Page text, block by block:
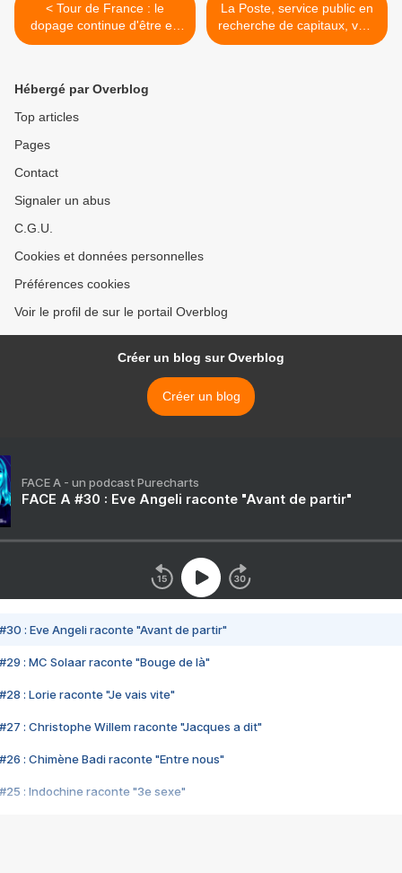
< Tour de France : le
dopage continue d'être en
avance sur les contrôles
La Poste, service public en
recherche de capitaux, vers
le statut SA >
Hébergé par Overblog
Top articles
Pages
Contact
Signaler un abus
C.G.U.
Cookies et données personnelles
Préférences cookies
Voir le profil de sur le portail Overblog
Créer un blog sur Overblog
Créer un blog
FACE A - un podcast Purecharts
FACE A #30 : Eve Angeli raconte "Avant de partir"
#30 : Eve Angeli raconte "Avant de partir"
#29 : MC Solaar raconte "Bouge de là"
#28 : Lorie raconte "Je vais vite"
#27 : Christophe Willem raconte "Jacques a dit"
#26 : Chimène Badi raconte "Entre nous"
#25 : Indochine raconte "3e sexe"